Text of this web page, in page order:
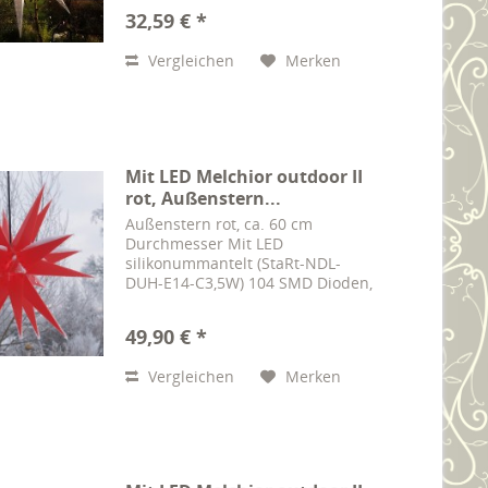
nahtstabiler und wetterfester
32,59 € *
Vergleichen Merken
Mit LED Melchior outdoor II
rot, Außenstern...
Außenstern rot, ca. 60 cm
Durchmesser Mit LED
silikonummantelt (StaRt-NDL-
DUH-E14-C3,5W) 104 SMD Dioden,
Wetterfest, Stern für außen, 20
Kabel und...
49,90 € *
Vergleichen Merken